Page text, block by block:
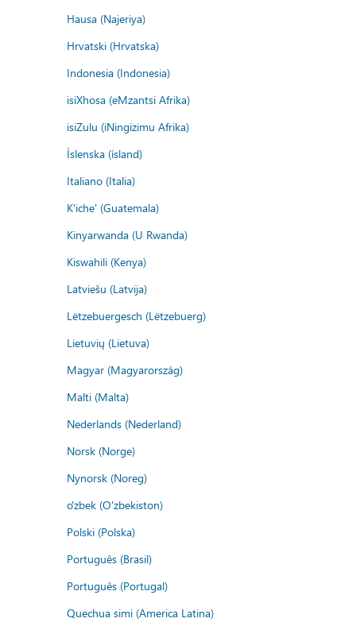
Hausa (Najeriya)
Hrvatski (Hrvatska)
Indonesia (Indonesia)
isiXhosa (eMzantsi Afrika)
isiZulu (iNingizimu Afrika)
Íslenska (ísland)
Italiano (Italia)
K'iche' (Guatemala)
Kinyarwanda (U Rwanda)
Kiswahili (Kenya)
Latviešu (Latvija)
Lëtzebuergesch (Lëtzebuerg)
Lietuvių (Lietuva)
Magyar (Magyarország)
Malti (Malta)
Nederlands (Nederland)
Norsk (Norge)
Nynorsk (Noreg)
o'zbek (O'zbekiston)
Polski (Polska)
Português (Brasil)
Português (Portugal)
Quechua simi (America Latina)